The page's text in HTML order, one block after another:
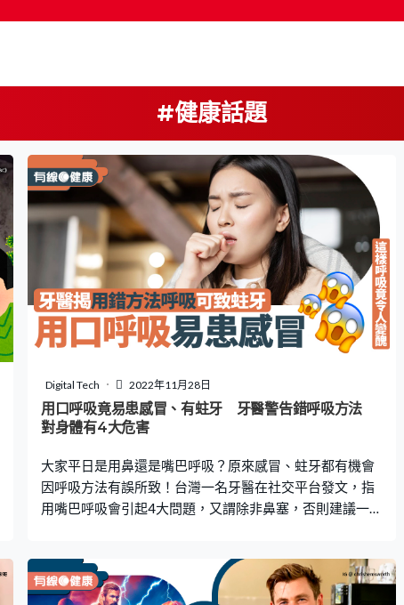
#健康話題
Digital Tech 2022年11月28日
用口呼吸竟易患感冒、有蛀牙 牙醫警告錯呼吸方法
對身體有4大危害
大家平日是用鼻還是嘴巴呼吸？原來感冒、蛀牙都有機會
因呼吸方法有誤所致！台灣一名牙醫在社交平台發文，指
用嘴巴呼吸會引起4大問題，又謂除非鼻塞，否則建議一定
吸問題多」，她就此列出4大問題： 1. 容易蛀牙 劉馥萱
指，用嘴巴呼吸會令口水分泌減少，當口水分泌不足，就